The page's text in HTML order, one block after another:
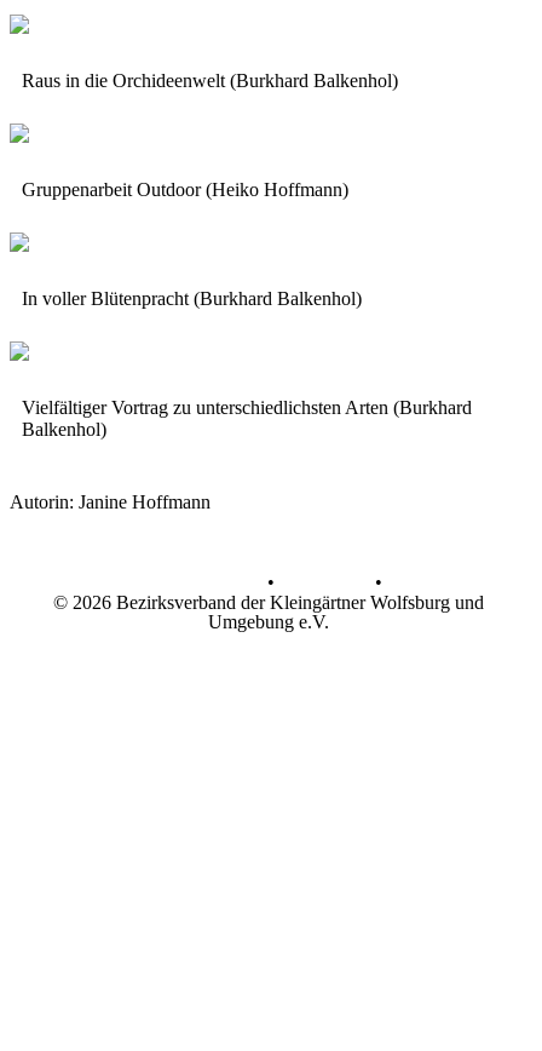
Raus in die Orchideenwelt (Burkhard Balkenhol)
Gruppenarbeit Outdoor (Heiko Hoffmann)
In voller Blütenpracht (Burkhard Balkenhol)
Vielfältiger Vortrag zu unterschiedlichsten Arten (Burkhard
Balkenhol)
Autorin: Janine Hoffmann
•
•
© 2026 Bezirksverband der Kleingärtner Wolfsburg und
Umgebung e.V.